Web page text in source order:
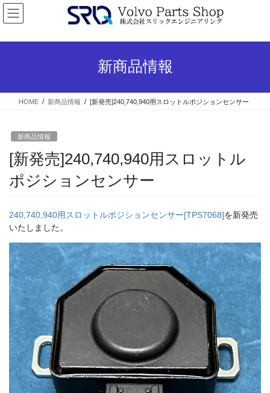
コ
ン
ン
キ
ナ
ビ
ー
に
新商品情報
HOME 新商品情報 [新発売]240,740,940用スロットルポジションセンサー
新商品情報
[新発売]240,740,940用スロットル
ポジションセンサー
240,740,940用スロットルポジションセンサー[TPS7068]を新発売
いたしました。